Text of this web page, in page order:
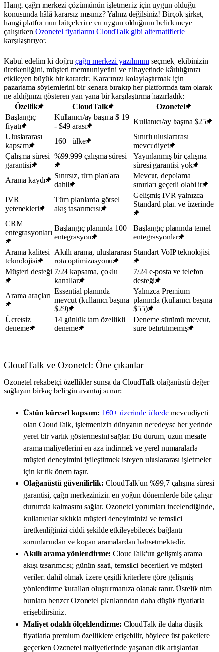
Hangi çağrı merkezi çözümünün işletmeniz için uygun olduğu
konusunda hâlâ kararsız mısınız? Yalnız değilsiniz! Birçok şirket,
hangi platformun bütçelerine en uygun olduğunu belirlemeye
çalışırken Ozonetel fiyatlarını CloudTalk gibi alternatiflerle
karşılaştırıyor.
Kabul edelim ki doğru çağrı merkezi yazılımını seçmek, ekibinizin
üretkenliğini, müşteri memnuniyetini ve nihayetinde kârlılığınızı
etkileyen büyük bir karardır. Kararınızı kolaylaştırmak için
pazarlama söylemlerini bir kenara bırakıp her platformda tam olarak
ne aldığınızı gösteren yan yana bir karşılaştırma hazırladık:
Özellik
CloudTalk
Ozonetel
Başlangıç
fiyatı
Kullanıcı/ay başına $ 19
- $49 arası
Kullanıcı/ay başına $25
Uluslararası
kapsam
160+ ülke
Sınırlı uluslararası
mevcudiyet
Çalışma süresi
garantisi
%99.999 çalışma süresi
Yayınlanmış bir çalışma
süresi garantisi yok
Arama kaydı
Sınırsız, tüm planlara
dahil
Mevcut, depolama
sınırları geçerli olabilir
IVR
yetenekleri
Tüm planlarda görsel
akış tasarımcısı
Gelişmiş IVR yalnızca
Standard plan ve üzerinde
CRM
entegrasyonları
Başlangıç planında 100+
entegrasyon
Başlangıç planında temel
entegrasyonlar
Arama kalitesi
teknolojisi
Akıllı arama, uluslararası
rota optimizasyonu
Standart VoIP teknolojisi
Müşteri desteği 7/24 kapsama, çoklu
kanallar
7/24 e-posta ve telefon
desteği
Arama araçları
Essential planında
mevcut (kullanıcı başına
$29)
Yalnızca Premium
planında (kullanıcı başına
$55)
Ücretsiz
deneme
14 günlük tam özellikli
deneme
Deneme sürümü mevcut,
süre belirtilmemiş
CloudTalk ve Ozonetel: Öne çıkanlar
Ozonetel rekabetçi özellikler sunsa da CloudTalk olağanüstü değer
sağlayan birkaç belirgin avantaj sunar:
Üstün küresel kapsam: 160+ üzerinde ülkede mevcudiyeti
olan CloudTalk, işletmenizin dünyanın neredeyse her yerinde
yerel bir varlık göstermesini sağlar. Bu durum, uzun mesafe
arama maliyetlerini en aza indirmek ve yerel numaralarla
müşteri deneyimini iyileştirmek isteyen uluslararası işletmeler
için kritik önem taşır.
Olağanüstü güvenilirlik: CloudTalk'un %99,7 çalışma süresi
garantisi, çağrı merkezinizin en yoğun dönemlerde bile çalışır
durumda kalmasını sağlar. Ozonetel yorumları incelendiğinde,
kullanıcılar sıklıkla müşteri deneyiminizi ve temsilci
üretkenliğinizi ciddi şekilde etkileyebilecek bağlantı
sorunlarından ve kopan aramalardan bahsetmektedir.
Akıllı arama yönlendirme: CloudTalk'un gelişmiş arama
akışı tasarımcısı; günün saati, temsilci becerileri ve müşteri
verileri dahil olmak üzere çeşitli kriterlere göre gelişmiş
yönlendirme kuralları oluşturmanıza olanak tanır. Üstelik tüm
bunlara benzer Ozonetel planlarından daha düşük fiyatlarla
erişebilirsiniz.
Maliyet odaklı ölçeklendirme: CloudTalk ile daha düşük
fiyatlarla premium özelliklere erişebilir, böylece üst paketlere
geçerken Ozonetel maliyetlerinde yaşanan dik artışlardan